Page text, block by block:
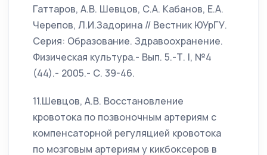
Гаттаров, А.В. Шевцов, С.А. Кабанов, Е.А.
Черепов, Л.И.Задорина // Вестник ЮУрГУ.
Серия: Образование. Здравоохранение.
Физическая культура.- Вып. 5.-Т. I, №4
(44).- 2005.- С. 39-46.
11.Шевцов, А.В. Восстановление
кровотока по позвоночным артериям с
компенсаторной регуляцией кровотока
по мозговым артериям у кикбоксеров в